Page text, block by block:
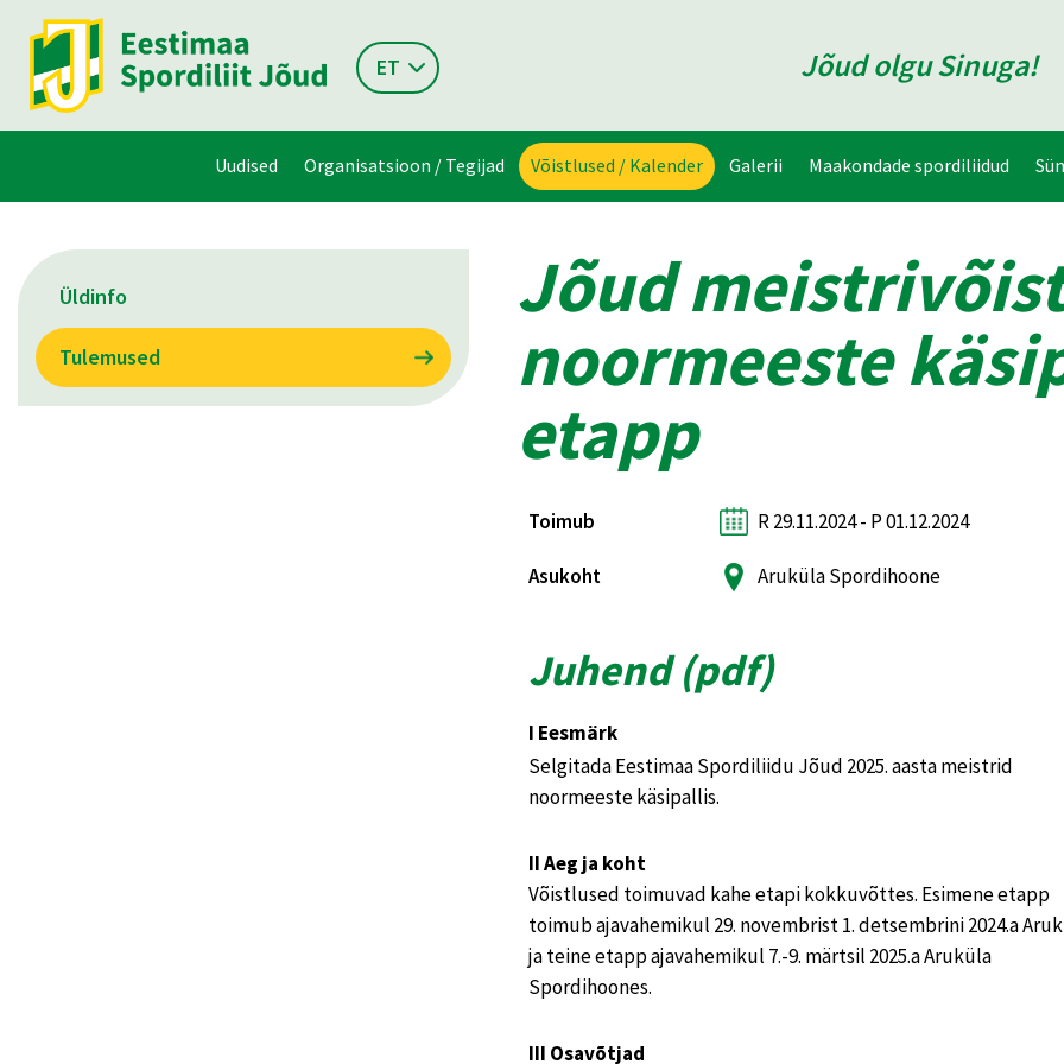
ET Jõud olgu Sinuga!
Uudised Organisatsioon / Tegijad Võistlused / Kalender Galerii Maakondade spordiliidud
Üldinfo
Tulemused
Jõud
noormeeste
etapp
Toimub R 29.11.2024 - P 01.12.2024
Asukoht Aruküla Spordihoone
Juhend (pdf)
I Eesmärk
Selgitada Eestimaa Spordiliidu Jõud 2025. aasta meistrid
noormeeste käsipallis.
II Aeg ja koht
Võistlused toimuvad kahe etapi kokkuvõttes. Esimene etapp
toimub ajavahemikul 29. novembrist 1. detsembrini 2024.a
ja teine etapp ajavahemikul 7.-9. märtsil 2025.a Aruküla
Spordihoones.
III Osavõtjad